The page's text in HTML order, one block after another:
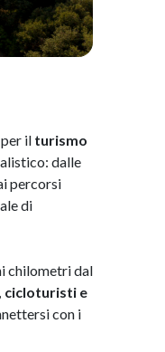
il turismo
dalle
percorsi
di
chilometri dal
cicloturisti e
con i